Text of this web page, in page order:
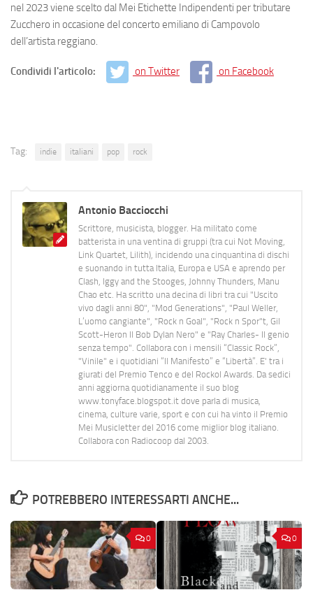
nel 2023 viene scelto dal Mei Etichette Indipendenti per tributare
Zucchero in occasione del concerto emiliano di Campovolo
dell’artista reggiano.
Condividi l'articolo: on Twitter on Facebook
Tag: indie italiani pop rock
Antonio Bacciocchi
Scrittore, musicista, blogger. Ha militato come
batterista in una ventina di gruppi (tra cui Not Moving,
Link Quartet, Lilith), incidendo una cinquantina di dischi
e suonando in tutta Italia, Europa e USA e aprendo per
Clash, Iggy and the Stooges, Johnny Thunders, Manu
Chao etc. Ha scritto una decina di libri tra cui "Uscito
vivo dagli anni 80", "Mod Generations", "Paul Weller,
L’uomo cangiante", "Rock n Goal", "Rock n Spor"t, Gil
Scott-Heron Il Bob Dylan Nero" e "Ray Charles- Il genio
senza tempo". Collabora con i mensili “Classic Rock”,
"Vinile" e i quotidiani “Il Manifesto” e “Libertà”. E' tra i
giurati del Premio Tenco e del Rockol Awards. Da sedici
anni aggiorna quotidianamente il suo blog
www.tonyface.blogspot.it dove parla di musica,
cinema, culture varie, sport e con cui ha vinto il Premio
Mei Musicletter del 2016 come miglior blog italiano.
Collabora con Radiocoop dal 2003.
POTREBBERO INTERESSARTI ANCHE...
0 0